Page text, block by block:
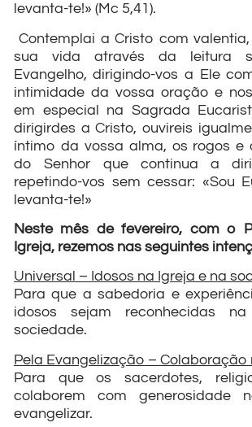
levanta-te!» (Mc 5,41).
Contemplai a Cristo com
sua vida através da leitura
Evangelho, dirigindo-vos a Ele
intimidade da vossa oração e
em especial na Sagrada
dirigirdes a Cristo, ouvireis
íntimo da vossa alma, os rogos e
do Senhor que continua a
repetindo-vos sem cessar: «Sou
levanta-te!»
Neste mês de fevereiro, com o
Igreja, rezemos nas seguintes
Universal – Idosos na Igreja e na
Para que a sabedoria e
idosos sejam reconhecidas
sociedade.
Pela Evangelização – Colaboração
Para que os sacerdotes,
colaborem com generosidade
evangelizar.